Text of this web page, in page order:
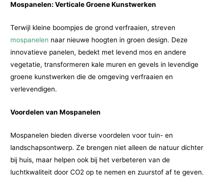
Mospanelen: Verticale Groene Kunstwerken
Terwijl kleine boompjes de grond verfraaien, streven
mospanelen naar nieuwe hoogten in groen design. Deze
innovatieve panelen, bedekt met levend mos en andere
vegetatie, transformeren kale muren en gevels in levendige
groene kunstwerken die de omgeving verfraaien en
verlevendigen.
Voordelen van Mospanelen
Mospanelen bieden diverse voordelen voor tuin- en
landschapsontwerp. Ze brengen niet alleen de natuur dichter
bij huis, maar helpen ook bij het verbeteren van de
luchtkwaliteit door CO2 op te nemen en zuurstof af te geven.